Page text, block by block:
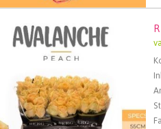
R Gr Avalanche Peach
Wählen Sie zuerst ein